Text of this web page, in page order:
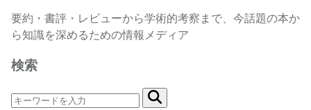
要約・書評・レビューから学術的考察まで、今話題の本か
ら知識を深めるための情報メディア
検索